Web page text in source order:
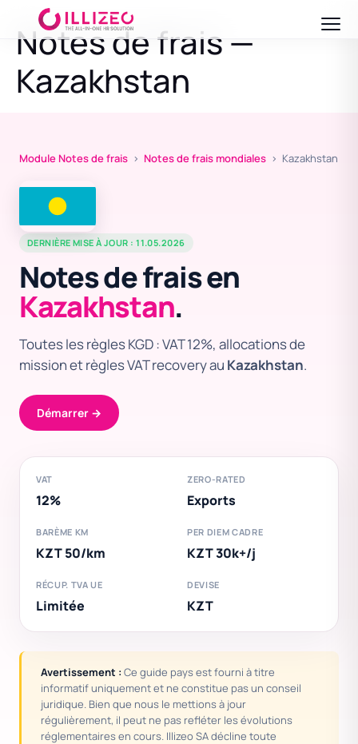
Notes de frais —
Kazakhstan
Module Notes de frais › Notes de frais mondiales › Kazakhstan
DERNIÈRE MISE À JOUR : 11.05.2026
Notes de frais en
Kazakhstan.
Toutes les règles KGD : VAT 12%, allocations de
mission et règles VAT recovery au Kazakhstan.
Démarrer →
VAT
12%
ZERO-RATED
Exports
BARÈME KM
KZT 50/km
PER DIEM CADRE
KZT 30k+/j
RÉCUP. TVA UE
Limitée
DEVISE
KZT
Avertissement : Ce guide pays est fourni à titre
informatif uniquement et ne constitue pas un conseil
juridique. Bien que nous le mettions à jour
régulièrement, il peut ne pas refléter les évolutions
réglementaires en cours. Illizeo SA décline toute